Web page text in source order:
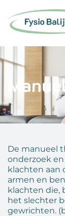
De manueel
onderzoek
klachten aan
armen en
klachten die,
het slechter
gewrichten.